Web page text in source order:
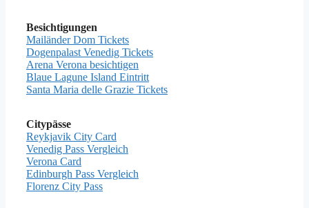
Besichtigungen
Mailänder Dom Tickets
Dogenpalast Venedig Tickets
Arena Verona besichtigen
Blaue Lagune Island Eintritt
Santa Maria delle Grazie Tickets
Citypässe
Reykjavik City Card
Venedig Pass Vergleich
Verona Card
Edinburgh Pass Vergleich
Florenz City Pass